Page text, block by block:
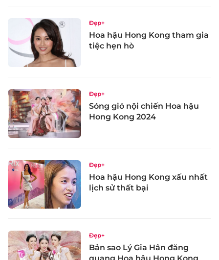
Đẹp+
Hoa hậu Hong Kong tham gia
tiệc hẹn hò
Đẹp+
Sóng gió nội chiến Hoa hậu
Hong Kong 2024
Đẹp+
Hoa hậu Hong Kong xấu nhất
lịch sử thất bại
Đẹp+
Bản sao Lý Gia Hân đăng